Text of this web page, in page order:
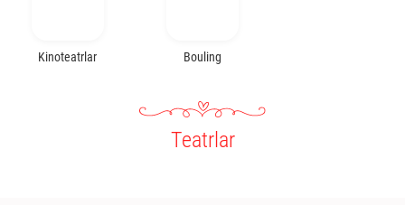
Kinoteatrlar Bouling
Teatrlar